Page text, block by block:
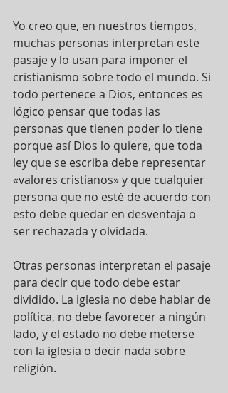
Yo creo que, en nuestros tiempos,
muchas personas interpretan este
pasaje y lo usan para imponer el
cristianismo sobre todo el mundo. Si
todo pertenece a Dios, entonces es
lógico pensar que todas las
personas que tienen poder lo tiene
porque así Dios lo quiere, que toda
ley que se escriba debe representar
«valores cristianos» y que cualquier
persona que no esté de acuerdo con
esto debe quedar en desventaja o
ser rechazada y olvidada.
Otras personas interpretan el pasaje
para decir que todo debe estar
dividido. La iglesia no debe hablar de
política, no debe favorecer a ningún
lado, y el estado no debe meterse
con la iglesia o decir nada sobre
religión.